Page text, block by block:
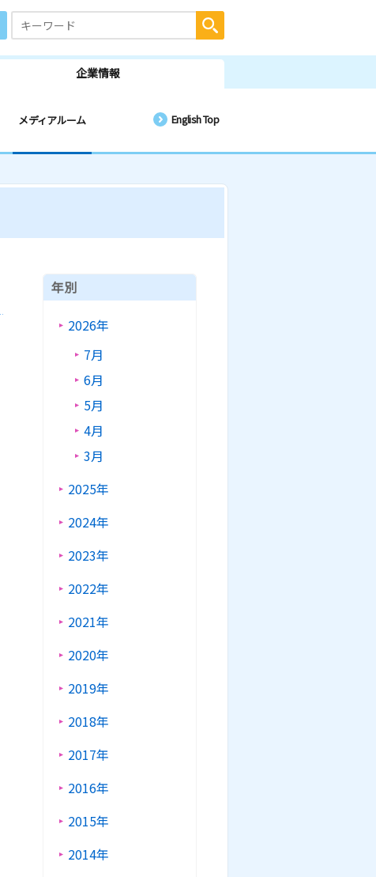
企業情報
メディアルーム English Top
年別
2026年
7月
6月
5月
4月
3月
2025年
2024年
2023年
2022年
2021年
2020年
2019年
2018年
2017年
2016年
2015年
2014年